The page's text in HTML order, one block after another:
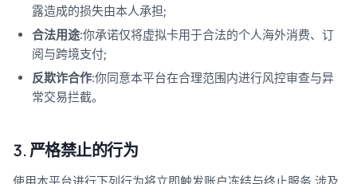
露造成的损失由本人承担;
合法用途:你承诺仅将虚拟卡用于合法的个人海外消费、订
阅与跨境支付;
反欺诈合作:你同意本平台在合理范围内进行风控审查与异
常交易拦截。
3. 严格禁止的行为